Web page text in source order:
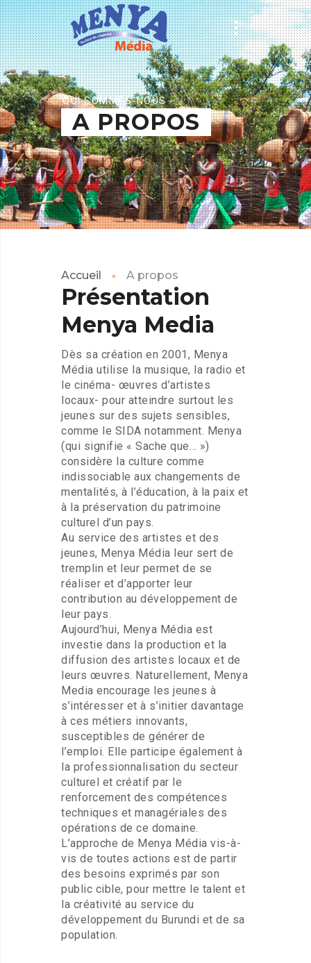
QUI SOMMES-NOUS
A PROPOS
Accueil A propos
Présentation
Menya Media
Dès sa création en 2001, Menya
Média utilise la musique, la radio et
le cinéma- œuvres d’artistes
locaux- pour atteindre surtout les
jeunes sur des sujets sensibles,
comme le SIDA notamment. Menya
(qui signifie « Sache que… »)
considère la culture comme
indissociable aux changements de
mentalités, à l’éducation, à la paix et
à la préservation du patrimoine
culturel d’un pays.
Au service des artistes et des
jeunes, Menya Média leur sert de
tremplin et leur permet de se
réaliser et d’apporter leur
contribution au développement de
leur pays.
Aujourd’hui, Menya Média est
investie dans la production et la
diffusion des artistes locaux et de
leurs œuvres. Naturellement, Menya
Media encourage les jeunes à
s’intéresser et à s’initier davantage
à ces métiers innovants,
susceptibles de générer de
l’emploi. Elle participe également à
la professionnalisation du secteur
culturel et créatif par le
renforcement des compétences
techniques et managériales des
opérations de ce domaine.
L’approche de Menya Média vis-à-
vis de toutes actions est de partir
des besoins exprimés par son
public cible, pour mettre le talent et
la créativité au service du
développement du Burundi et de sa
population.